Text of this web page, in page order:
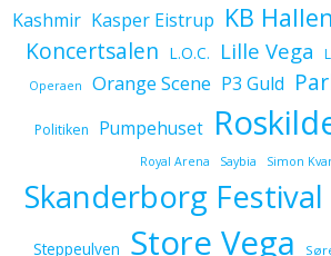
Kashmir Kasper Eistrup KB Hallen
Koncertsalen L.O.C. Lille Vega
Operaen Orange Scene P3 Guld
Politiken Pumpehuset
Royal Arena Saybia Simon
Skanderborg Festival
Steppeulven Store Vega